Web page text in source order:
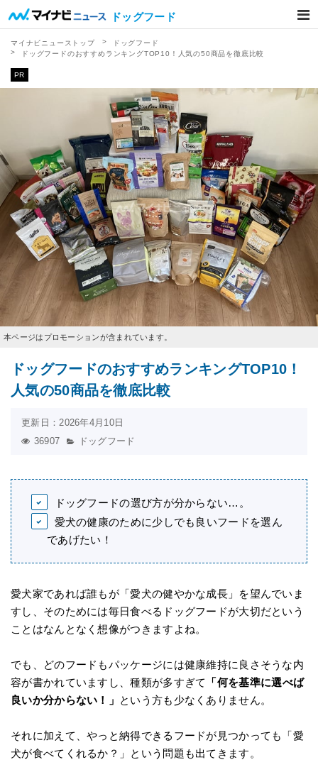
ドッグフード
マイナビニューストップ
ドッグフード
ドッグフードのおすすめランキングTOP10！人気の50商品を徹底比較
PR
本ページはプロモーションが含まれています。
ドッグフードのおすすめランキングTOP10！
人気の50商品を徹底比較
更新日：2026年4月10日
36907
ドッグフード
ドッグフードの選び方が分からない…。
愛犬の健康のために少しでも良いフードを選ん
であげたい！
愛犬家であれば誰もが「愛犬の健やかな成長」を望んでいま
すし、そのためには毎日食べるドッグフードが大切だという
ことはなんとなく想像がつきますよね。
でも、どのフードもパッケージには健康維持に良さそうな内
容が書かれていますし、種類が多すぎて
「何を基準に選べば
良いか分からない！」 という方も少なくありません。
それに加えて、やっと納得できるフードが見つかっても「愛
犬が食べてくれるか？」という問題も出てきます。